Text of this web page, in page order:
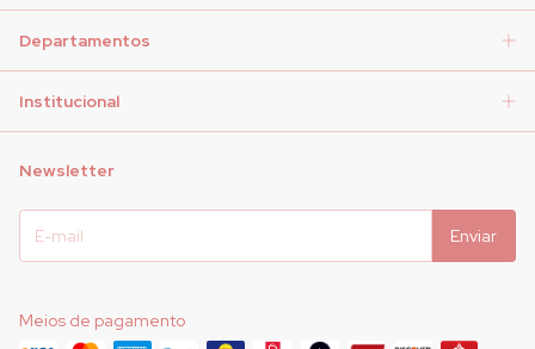
Departamentos
Institucional
Newsletter
Meios de pagamento